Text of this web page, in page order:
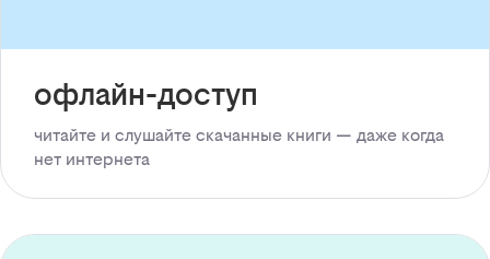
офлайн-доступ
читайте и слушайте скачанные книги — даже когда
нет интернета